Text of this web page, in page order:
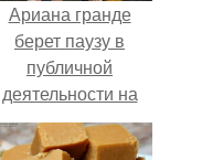
Ариана гранде
берет паузу в
публичной
деятельности на
фоне слухов о
своем здоровье.